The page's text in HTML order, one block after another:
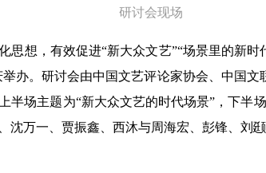
研讨会现场
思想，有效促进“新大众文艺”“场景里的新
办。研讨会由中国文艺评论家协会、中国
半场主题为“新大众文艺的时代场景”，下半
沈万一、贾振鑫、西沐与周海宏、彭锋、刘